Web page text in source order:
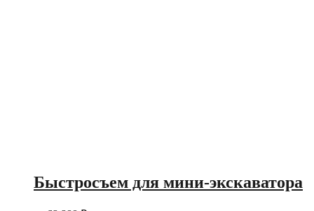
Быстросъем для мини-экскаватора